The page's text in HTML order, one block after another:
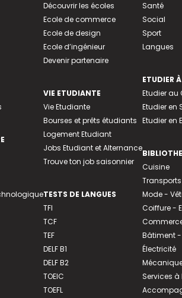
Découvrir les écoles
Ecole de commerce
Ecole de design
Ecole d’ingénieur
Devenir partenaire
VIE ETUDIANTE
Vie Etudiante
Bourses et prêts étudiants
Logement Etudiant
Jobs Etudiant et Alternance
Trouve ton job saisonnier
TESTS DE LANGUES
TFI
TCF
TEF
DELF B1
DELF B2
TOEIC
TOEFL
Santé
Social
Sport
Langues
ETUDIER
Etudier
Etudier en
Etudier en
Cuisine
Transports
Mode -
Coiffure -
Bâtiment
Électricité
Services